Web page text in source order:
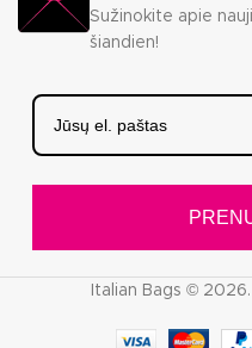
Sužinokite apie
šiandien!
Italian Bags ©